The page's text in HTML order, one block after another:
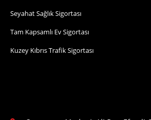
Seyahat Sağlık Sigortası
Tam Kapsamlı Ev Sigortası
Kuzey Kıbrıs Trafik Sigortası